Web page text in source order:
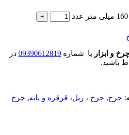
و ابزار با شماره 09390612819 در
باشید.
چرخ, چرخ ، ریل، قرقره و پایه, چرخ